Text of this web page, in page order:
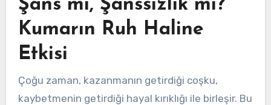
Şans mı, Şanssızlık mı?
Kumarın Ruh Haline
Etkisi
Çoğu zaman, kazanmanın getirdiği coşku,
kaybetmenin getirdiği hayal kırıklığı ile birleşir. Bu